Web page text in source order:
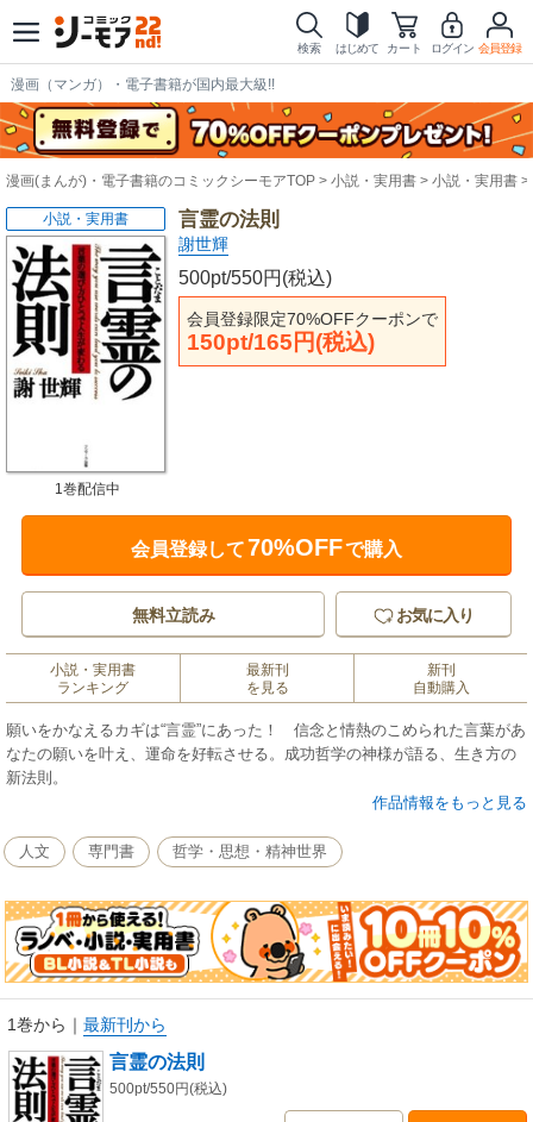
検索 はじめて カート ログイン 会員登録
漫画（マンガ）・電子書籍が国内最大級!!
漫画(まんが)・電子書籍のコミックシーモアTOP 小説・実用書 小説・実用書
言霊の法則
謝世輝
500pt/550円(税込)
会員登録限定70%OFFクーポンで
150pt/165円(税込)
小説・実用書
1巻配信中
会員登録して70%OFFで購入
無料立読み お気に入り
小説・実用書
ランキング
最新刊
を見る
新刊
自動購入
願いをかなえるカギは“言霊”にあった！ 信念と情熱のこめられた言葉があ
なたの願いを叶え、運命を好転させる。成功哲学の神様が語る、生き方の
新法則。
作品情報をもっと見る
人文 専門書 哲学・思想・精神世界
1巻から ｜ 最新刊から
言霊の法則
500pt/550円(税込)